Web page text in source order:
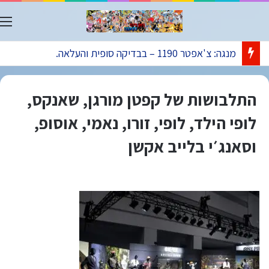
מנגה: צ'אפטר 1190 – בבדיקה סופית והעלאה.
התלבושות של קפטן מורגן, שאנקס,
לופי הילד, לופי, זורו, נאמי, אוסופ,
וסאנג׳י בלייב אקשן